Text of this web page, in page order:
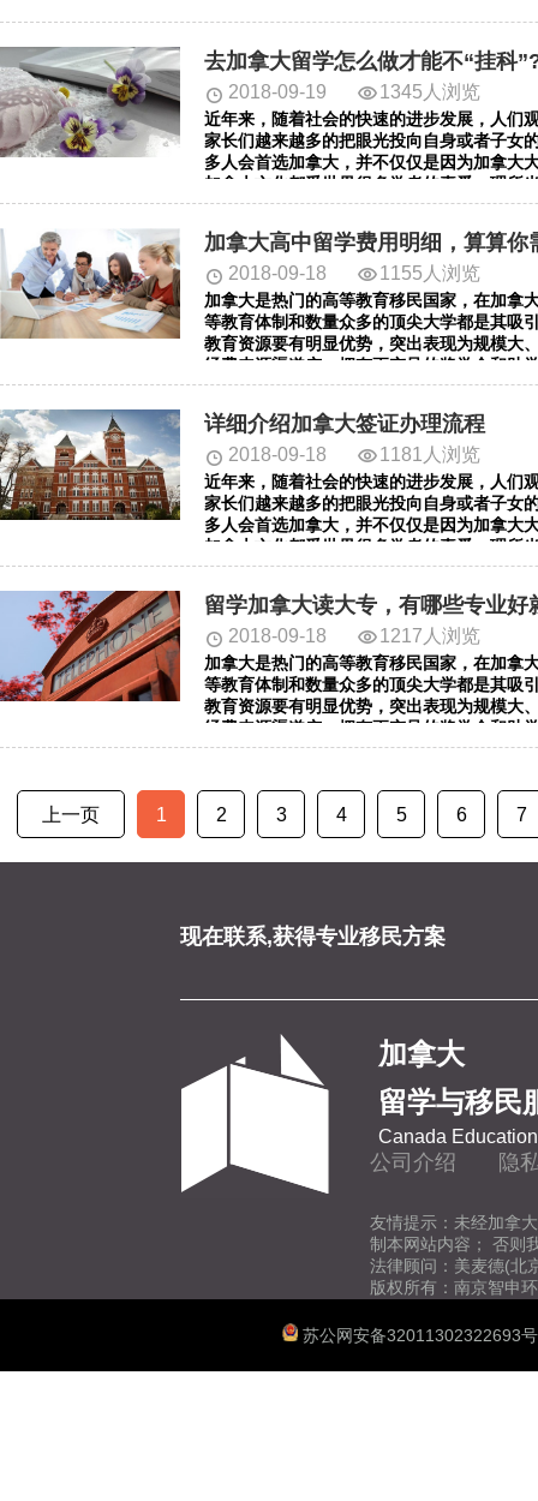
去加拿大留学怎么做才能不“挂科
2018-09-19 1345人浏览
近年来，随着社会的快速的进步发展，人们
家长们越来越多的把眼光投向自身或者子女
多人会首选加拿大，并不仅仅是因为加拿大
加拿大文化都受世界很多学者的喜爱，理所
大留学前我们需要对加拿大有全面的了解，
中心网每天会给您带来加拿大留学相关的内
科”?我们一起来看看吧!希望对您有所帮助。
加拿大高中留学费用明细，算算你
2018-09-18 1155人浏览
加拿大是热门的高等教育移民国家，在加拿
等教育体制和数量众多的顶尖大学都是其吸
教育资源要有明显优势，突出表现为规模大
经费来源渠道广，拥有更充足的奖学金和助
合考量的入学要求及学位要求，对申请者的
都相当优越的国家，很多留学生都有移民加
有低龄化的趋势。小编给大家带来的资讯是
们一起来看看吧!希望对您有所帮助。
详细介绍加拿大签证办理流程
2018-09-18 1181人浏览
近年来，随着社会的快速的进步发展，人们
家长们越来越多的把眼光投向自身或者子女
多人会首选加拿大，并不仅仅是因为加拿大
加拿大文化都受世界很多学者的喜爱，理所
大留学前我们需要对加拿大有全面的了解，
中心网每天会给您带来加拿大留学相关的
们一起来看看吧!希望对您有所帮助。
留学加拿大读大专，有哪些专业好
2018-09-18 1217人浏览
加拿大是热门的高等教育移民国家，在加拿
等教育体制和数量众多的顶尖大学都是其吸
教育资源要有明显优势，突出表现为规模大
经费来源渠道广，拥有更充足的奖学金和助
合考量的入学要求及学位要求，对申请者的
有低龄化的趋势。小编给大家带来的资讯是
看看吧!希望对您有所帮助。
上一页 1 2 3 4 5 6 7
现在联系,获得专业移民方案
加拿大
留学与移民
Canada
公司介绍 隐
友情提示：未经加拿
制本网站内容； 否则
法律顾问：美麦德(北
版权所有：南京智申
苏公网安备32011302322693号